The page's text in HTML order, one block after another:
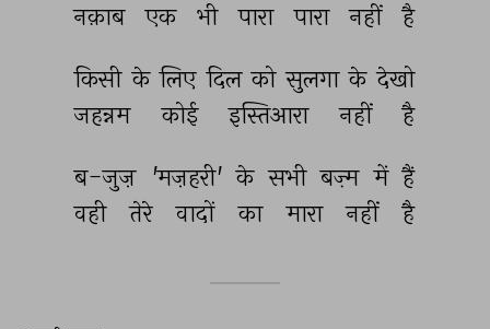
नक़ाब
एक भी पारा पारा नहीं है
किसी के लिए दिल को सुलगा के देखो
जहन्नम
कोई इस्तिआरा नहीं है
ब-जुज़ 'मज़हरी' के सभी बज़्म में हैं
वही
तेरे वादों का मारा नहीं है